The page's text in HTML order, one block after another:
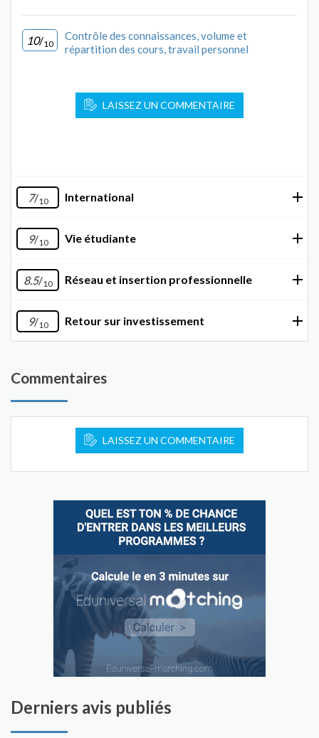
10/10
Contrôle des connaissances, volume et
répartition des cours, travail personnel
LAISSEZ UN COMMENTAIRE
7/10 International
9/10 Vie étudiante
8.5/10 Réseau et insertion professionnelle
9/10 Retour sur investissement
Commentaires
LAISSEZ UN COMMENTAIRE
Derniers avis publiés